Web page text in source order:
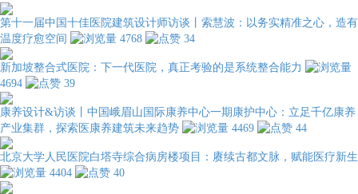
第十一届中国十佳医院建筑设计师访谈丨索慧波：以务实精准之心，造有
温度疗愈空间
4768 34
新加坡整合式医院：下一代医院，真正考验的是系统整合能力
4694
39
康养设计&访谈丨中国峨眉山国际康养中心一期康护中心：立足千亿康养
产业集群，探索医康养建筑未来趋势
4469 44
北京大学人民医院白塔寺综合病房楼项目：赓续古都文脉，赋能医疗新生
4404
40